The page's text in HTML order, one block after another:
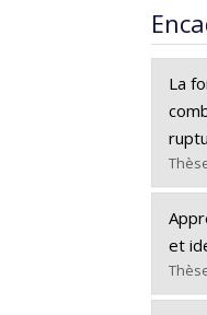
La
Lien
et